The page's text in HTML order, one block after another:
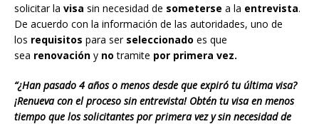
solicitar la visa sin necesidad de someterse a la entrevista.
De acuerdo con la información de las autoridades, uno de
los requisitos para ser seleccionado es que
sea renovación y notramite por primera vez.
“¿Han pasado 4 años o menos desde que expiró tu última visa?
¡Renueva con el proceso sin entrevista! Obtén tu visa en menos
tiempo que los solicitantes por primera vez y sin necesidad de